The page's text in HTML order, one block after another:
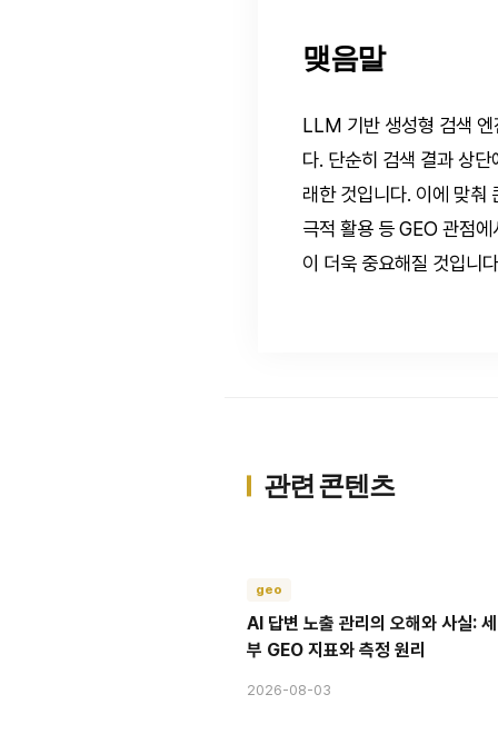
맺음말
LLM 기반 생성형 검색 엔
다. 단순히 검색 결과 상
래한 것입니다. 이에 맞
극적 활용 등 GEO 관점
이 더욱 중요해질 것입니
관련 콘텐츠
geo
AI 답변 노출 관리의 오해와 사실:
부 GEO 지표와 측정 원리
2026-08-03